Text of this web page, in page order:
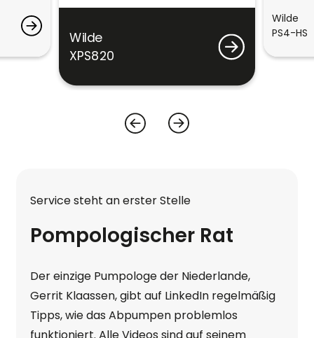
Wilde
XPS820
Wilde
PS4-HS
Service steht an erster Stelle
Pompologischer Rat
Der einzige Pumpologe der Niederlande,
Gerrit Klaassen, gibt auf LinkedIn regelmäßig
Tipps, wie das Abpumpen problemlos